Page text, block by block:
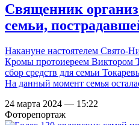
Священник
семьи,
Накануне настоятелем Свято-
Кромы протоиереем Виктором
сбор средств для семьи
На данный момент семья
24 марта 2024 — 15:22
Фоторепортаж